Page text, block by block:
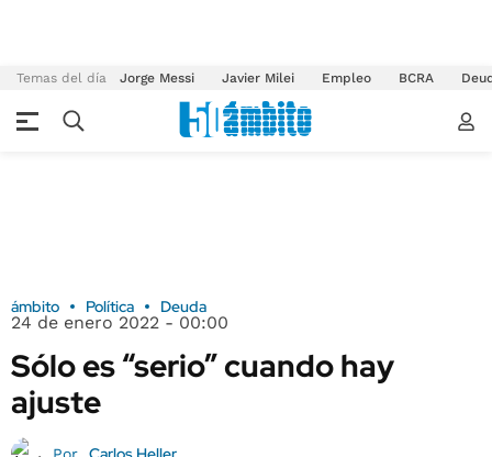
Temas del día Jorge Messi Javier Milei Empleo BCRA
ámbito Política Deuda
24 de enero 2022 - 00:00
Sólo es “serio” cuando hay
ajuste